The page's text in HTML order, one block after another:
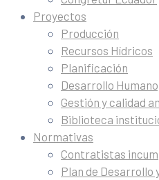
Proyectos
Producción
Recursos Hídricos
Planificación
Desarrollo
Gestión y calidad
Biblioteca
Normativas
Contratistas
Plan de